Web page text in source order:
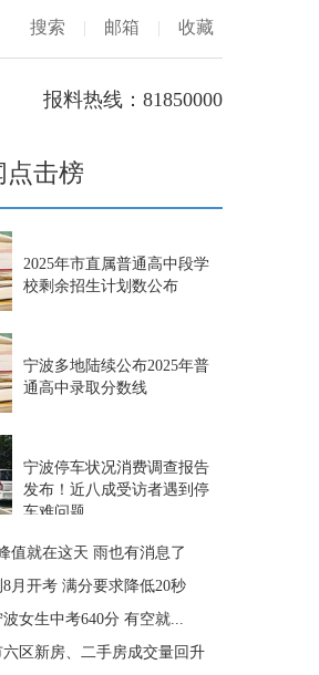
搜索 | 邮箱 | 收藏
报料热线：81850000
点击榜
2025年市直属普通高中段学
校剩余招生计划数公布
宁波多地陆续公布2025年普
通高中录取分数线
宁波停车状况消费调查报告
发布！近八成受访者遇到停
车难问题
值就在这天 雨也有消息了
月开考 满分要求降低20秒
女生中考640分 有空就...
区新房、二手房成交量回升